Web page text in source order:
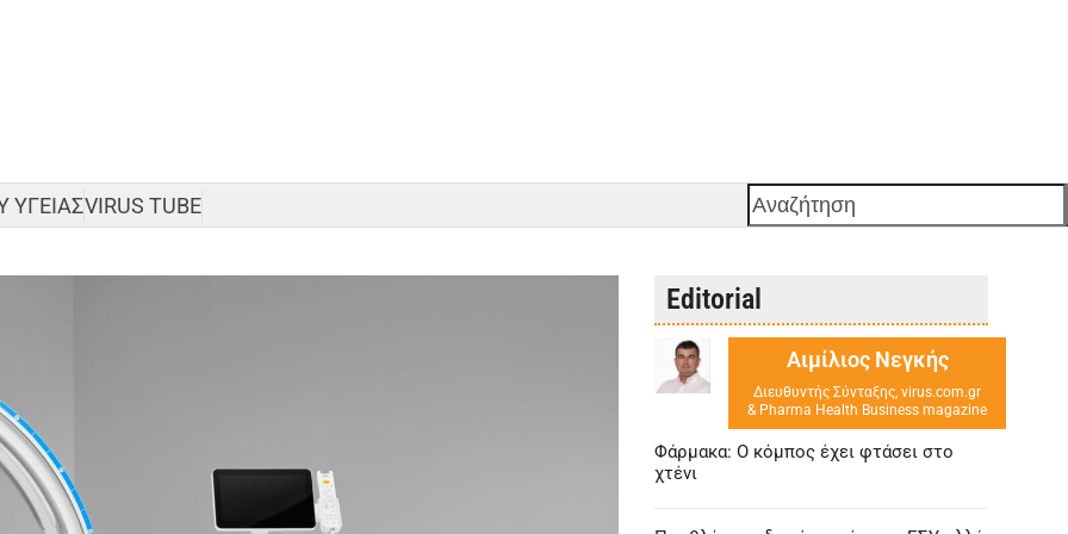
ΥΓΕΙΑΣVIRUS TUBE Αναζήτηση
Editorial
Αιμίλιος Νεγκής
Διευθυντής Σύνταξης, virus.com.gr
& Pharma Health Business magazine
Φάρμακα: Ο κόμπος έχει φτάσει στο
χτένι